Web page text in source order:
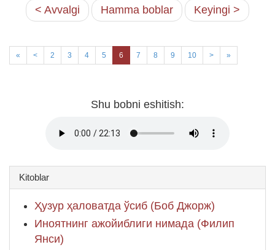
< Avvalgi Hamma boblar Keyingi >
« < 2 3 4 5 6 7 8 9 10 > »
Shu bobni eshitish:
Kitoblar
Ҳузур ҳаловатда ўсиб (Боб Джорж)
Иноятнинг ажойиблиги нимада (Филип
Янси)